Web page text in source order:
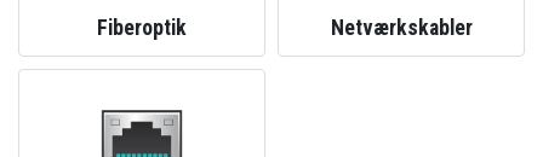
Fiberoptik Netværkskabler